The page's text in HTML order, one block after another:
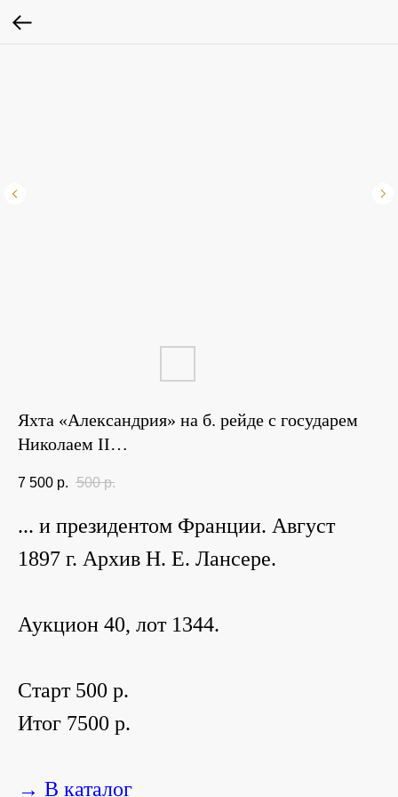
Яхта «Александрия» на б. рейде с государем
Николаем II…
7 500 р. 500 р.
... и президентом Франции. Август
1897 г. Архив Н. Е. Лансере.
Аукцион 40, лот 1344.
Старт 500 р.
Итог 7500 р.
→ В каталог